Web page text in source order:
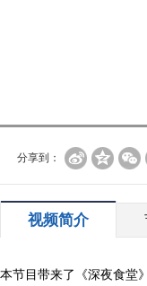
分享到：
视频简介
本节目带来了《深夜食堂